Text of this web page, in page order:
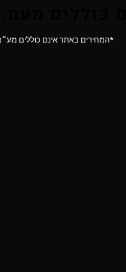
*המחירים באתר אינם כוללים